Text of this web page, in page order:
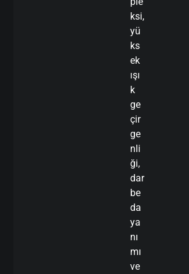
ksi,
yü
ks
ek
ışı
k
ge
çir
ge
nli
ği,
dar
be
da
ya
nı
mı
ve